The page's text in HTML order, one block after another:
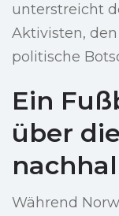
unterstreicht
Aktivisten,
politische
Ein
über
Während